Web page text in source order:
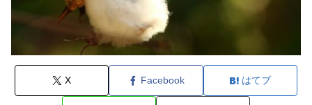
X Facebook はてブ